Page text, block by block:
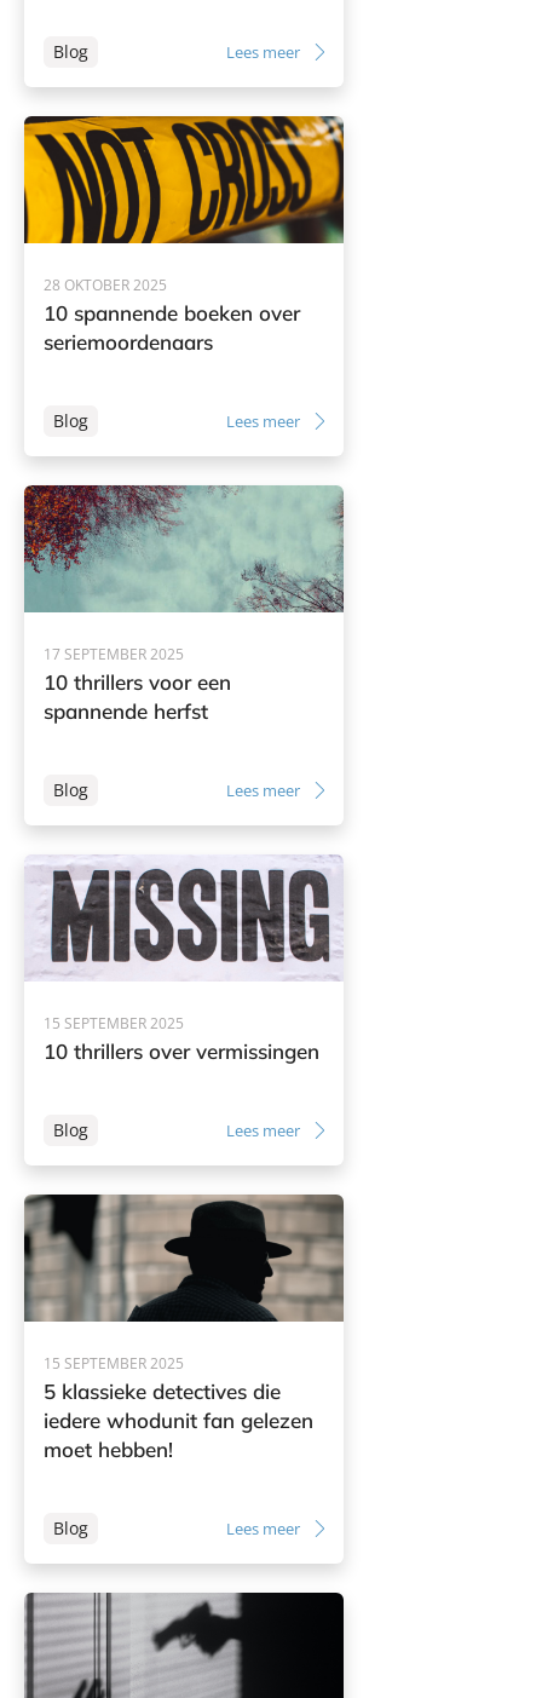
Blog Lees meer
28 OKTOBER 2025
10 spannende boeken over
seriemoordenaars
Blog Lees meer
17 SEPTEMBER 2025
10 thrillers voor een
spannende herfst
Blog Lees meer
15 SEPTEMBER 2025
10 thrillers over vermissingen
Blog Lees meer
15 SEPTEMBER 2025
5 klassieke detectives die
iedere whodunit fan gelezen
moet hebben!
Blog Lees meer